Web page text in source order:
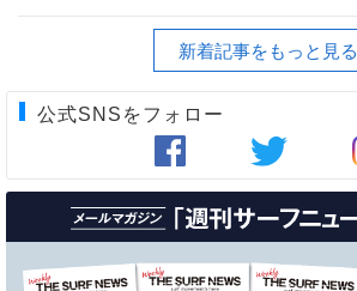
新着記事をもっと見る
公式SNSをフォロー